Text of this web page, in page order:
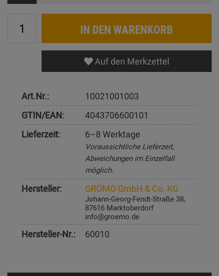
IN DEN WARENKORB
Auf den Merkzettel
Art.Nr.:
10021001003
GTIN/EAN:
4043706600101
Lieferzeit:
6–8 Werktage
Voraussichtliche Lieferzeit,
Abweichungen im Einzelfall
möglich.
Hersteller: GRÖMO GmbH & Co. KG
Johann-Georg-Fendt-Straße 38,
87616 Marktoberdorf
info@groemo.de
Hersteller-Nr.: 60010